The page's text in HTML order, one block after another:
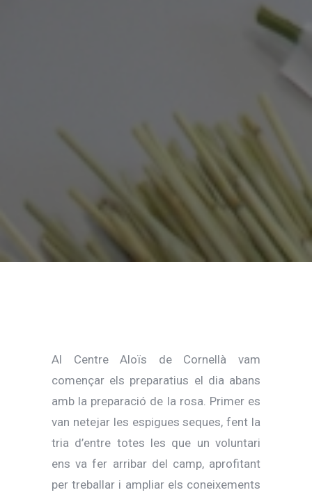
Al Centre Aloïs de Cornellà vam
començar els preparatius el dia abans
amb la preparació de la rosa. Primer es
van netejar les espigues seques, fent la
tria d’entre totes les que un voluntari
ens va fer arribar del camp, aprofitant
per treballar i ampliar els coneixements